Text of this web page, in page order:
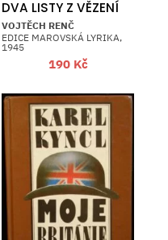
DVA LISTY Z VĚZENÍ
VOJTĚCH RENČ
EDICE MAROVSKÁ LYRIKA,
1945
190 Kč